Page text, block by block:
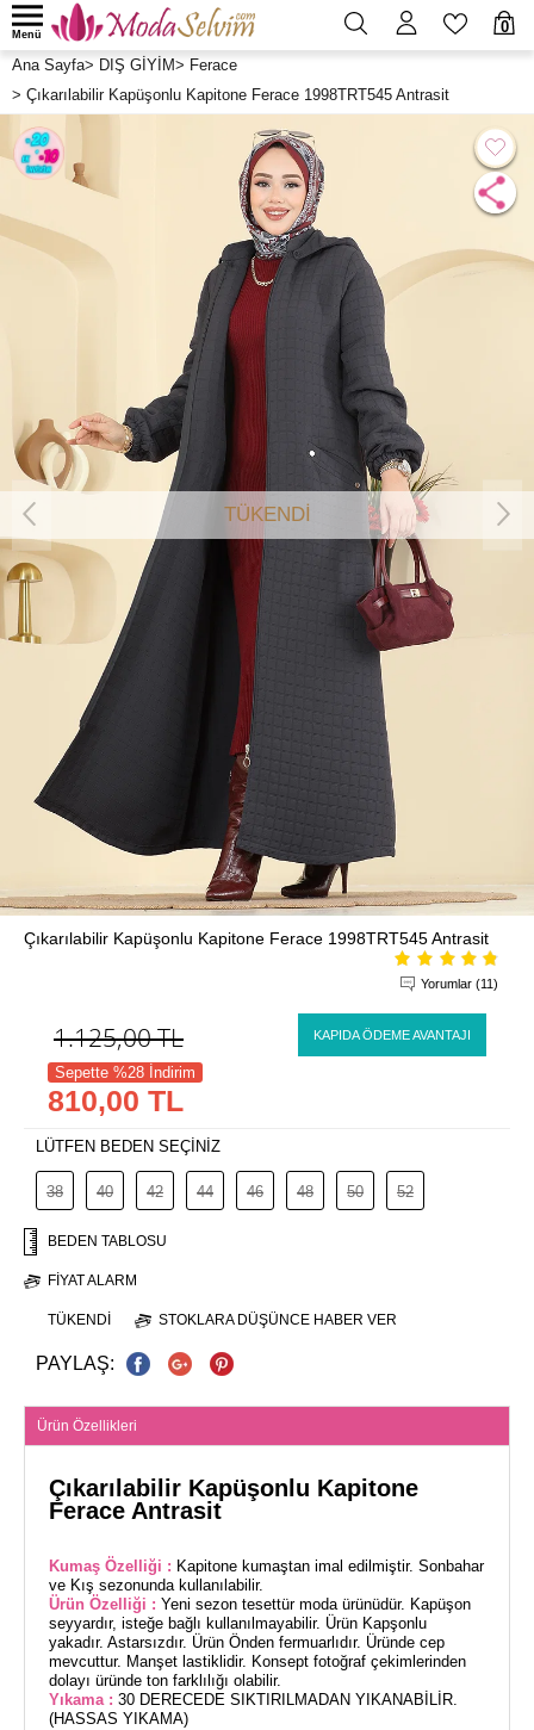
0
Menü
Ana Sayfa> DIŞ GİYİM> Ferace
> Çıkarılabilir Kapüşonlu Kapitone Ferace 1998TRT545 Antrasit
TÜKENDİ
Çıkarılabilir Kapüşonlu Kapitone Ferace 1998TRT545 Antrasit
Yorumlar (11)
1.125,00TL KAPIDA ÖDEME AVANTAJI
Sepette %28 İndirim
810,00 TL
LÜTFEN BEDEN SEÇİNİZ
38 40 42 44 46 48 50 52
BEDEN TABLOSU
FIYAT ALARM
TÜKENDI STOKLARA DÜŞÜNCE HABER VER
PAYLAŞ:
Ürün Özellikleri
Çıkarılabilir Kapüşonlu Kapitone
Ferace Antrasit
Kumaş Özelliği : Kapitone kumaştan imal edilmiştir. Sonbahar
ve Kış sezonunda kullanılabilir.
Ürün Özelliği : Yeni sezon tesettür moda ürünüdür. Kapüşon
seyyardır, isteğe bağlı kullanılmayabilir. Ürün Kapşonlu
yakadır. Astarsızdır. Ürün Önden fermuarlıdır. Üründe cep
mevcuttur. Manşet lastiklidir. Konsept fotoğraf çekimlerinden
dolayı üründe ton farklılığı olabilir.
Yıkama : 30 DERECEDE SIKTIRILMADAN YIKANABİLİR.
(HASSAS YIKAMA)